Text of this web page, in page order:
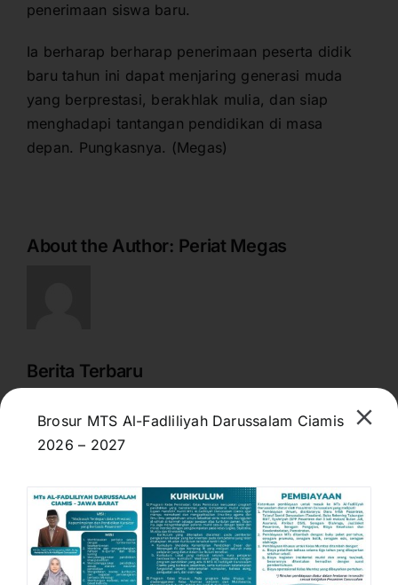
penerimaan siswa baru.
Ia berharap berharap penerimaan peserta didik
baru tahun ini dapat menjaring generasi muda
yang berprestasi, berakhlak mulia, dan siap
menghadapi tantangan pendidikan di masa
depan. Pungkasnya. (Megas)
About the Author: Periat Megas
Berita Terbaru
Dibuka, Pengasuh Pesantren
Kepemimpinan
July 12, 2026
MTs Al-Fadliliyah
Brosur MTS Al-Fadliliyah Darussalam Ciamis
2026 – 2027